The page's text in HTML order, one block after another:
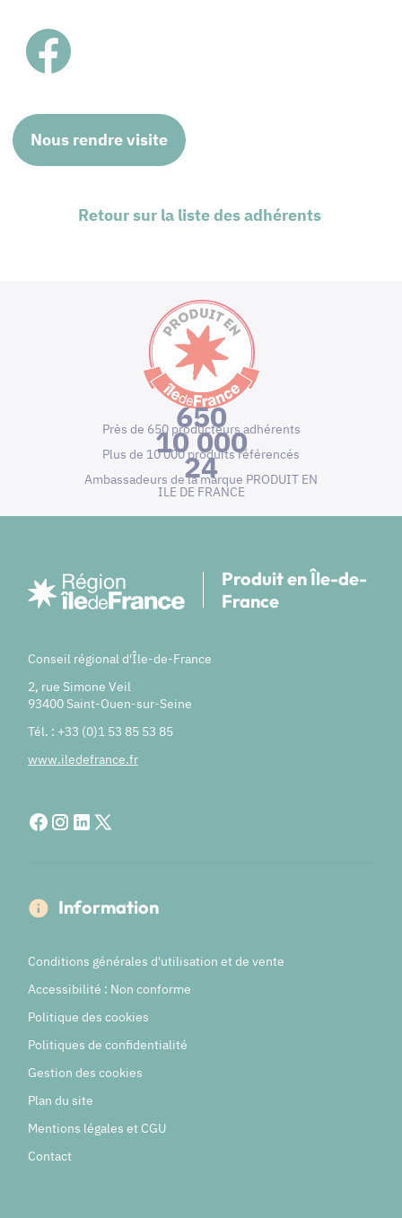
Nous rendre visite
Retour sur la liste des adhérents
650
Près de 650 producteurs adhérents
10 000
Plus de 10 000 produits référencés
24
Ambassadeurs de la marque PRODUIT EN
ILE DE FRANCE
Produit en Île-de-
France
Conseil régional d'Île-de-France
2, rue Simone Veil
93400 Saint-Ouen-sur-Seine
Tél. : +33 (0)1 53 85 53 85
www.iledefrance.fr
Information
Conditions générales d'utilisation et de vente
Accessibilité : Non conforme
Politique des cookies
Politiques de confidentialité
Gestion des cookies
Plan du site
Mentions légales et CGU
Contact